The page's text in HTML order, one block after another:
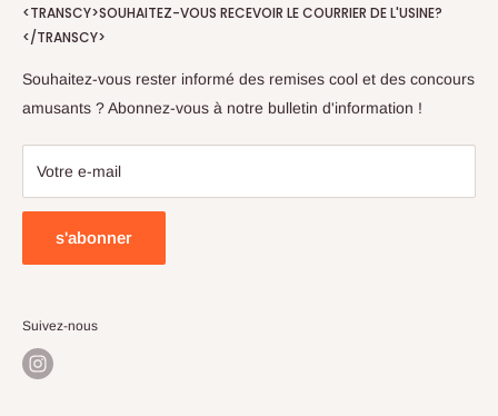
Betaalmethoden
Mur de plantes artificielles
Kunsthaag
Fleurs artificielles
Pots de fleurs
Sale
E-mail: service@prettyplants.fr
Tél : +31302035658
Lundi-Vendredi 09h00 à 12h00
<TRANSCY>SOUHAITEZ-VOUS RECEVOIR LE COURRIER DE L'USINE?
</TRANSCY>
Souhaitez-vous rester informé des remises cool et des concours
amusants ? Abonnez-vous à notre bulletin d'information !
Votre e-mail
s'abonner
Suivez-nous